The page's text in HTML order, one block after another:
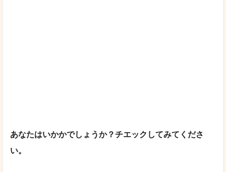
あなたはいかかでしょうか？チエックしてみてくださ
い。